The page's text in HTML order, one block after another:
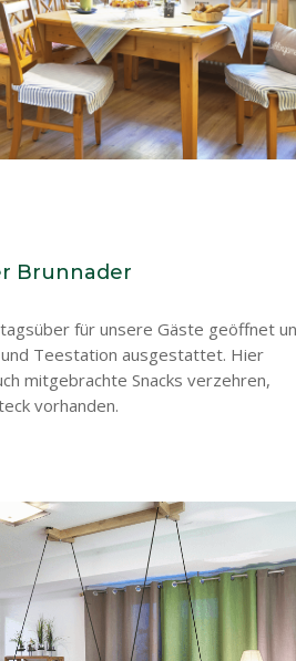
Brunnader
für unsere Gäste geöffnet
Teestation ausgestattet. Hier
mitgebrachte Snacks verzehren,
vorhanden.